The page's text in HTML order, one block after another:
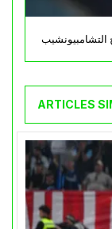
التشامبيونشيب
ARTICLES